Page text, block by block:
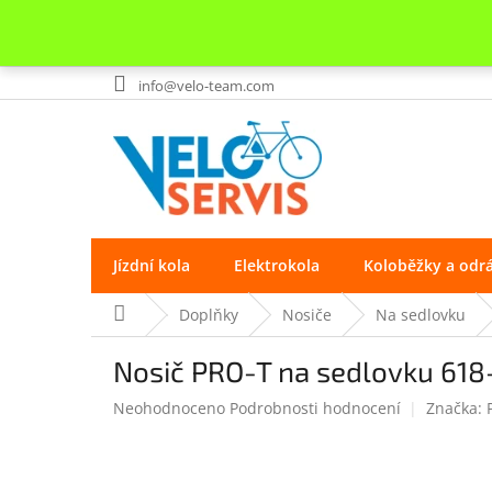
Přejít
na
info@velo-team.com
Jízdní kola Elektrokola Koloběžky a
Domů Doplňky Nosiče Na sedlovku
Nosič PRO-T na sedlovku
Průměrné
Neohodnoceno Podrobnosti hodnocení Značka: